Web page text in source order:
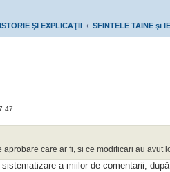
ŞI EXPLICAŢII SFINTELE TAINE şi
care ar fi, si ce modificari au avut
a miilor de comentarii,